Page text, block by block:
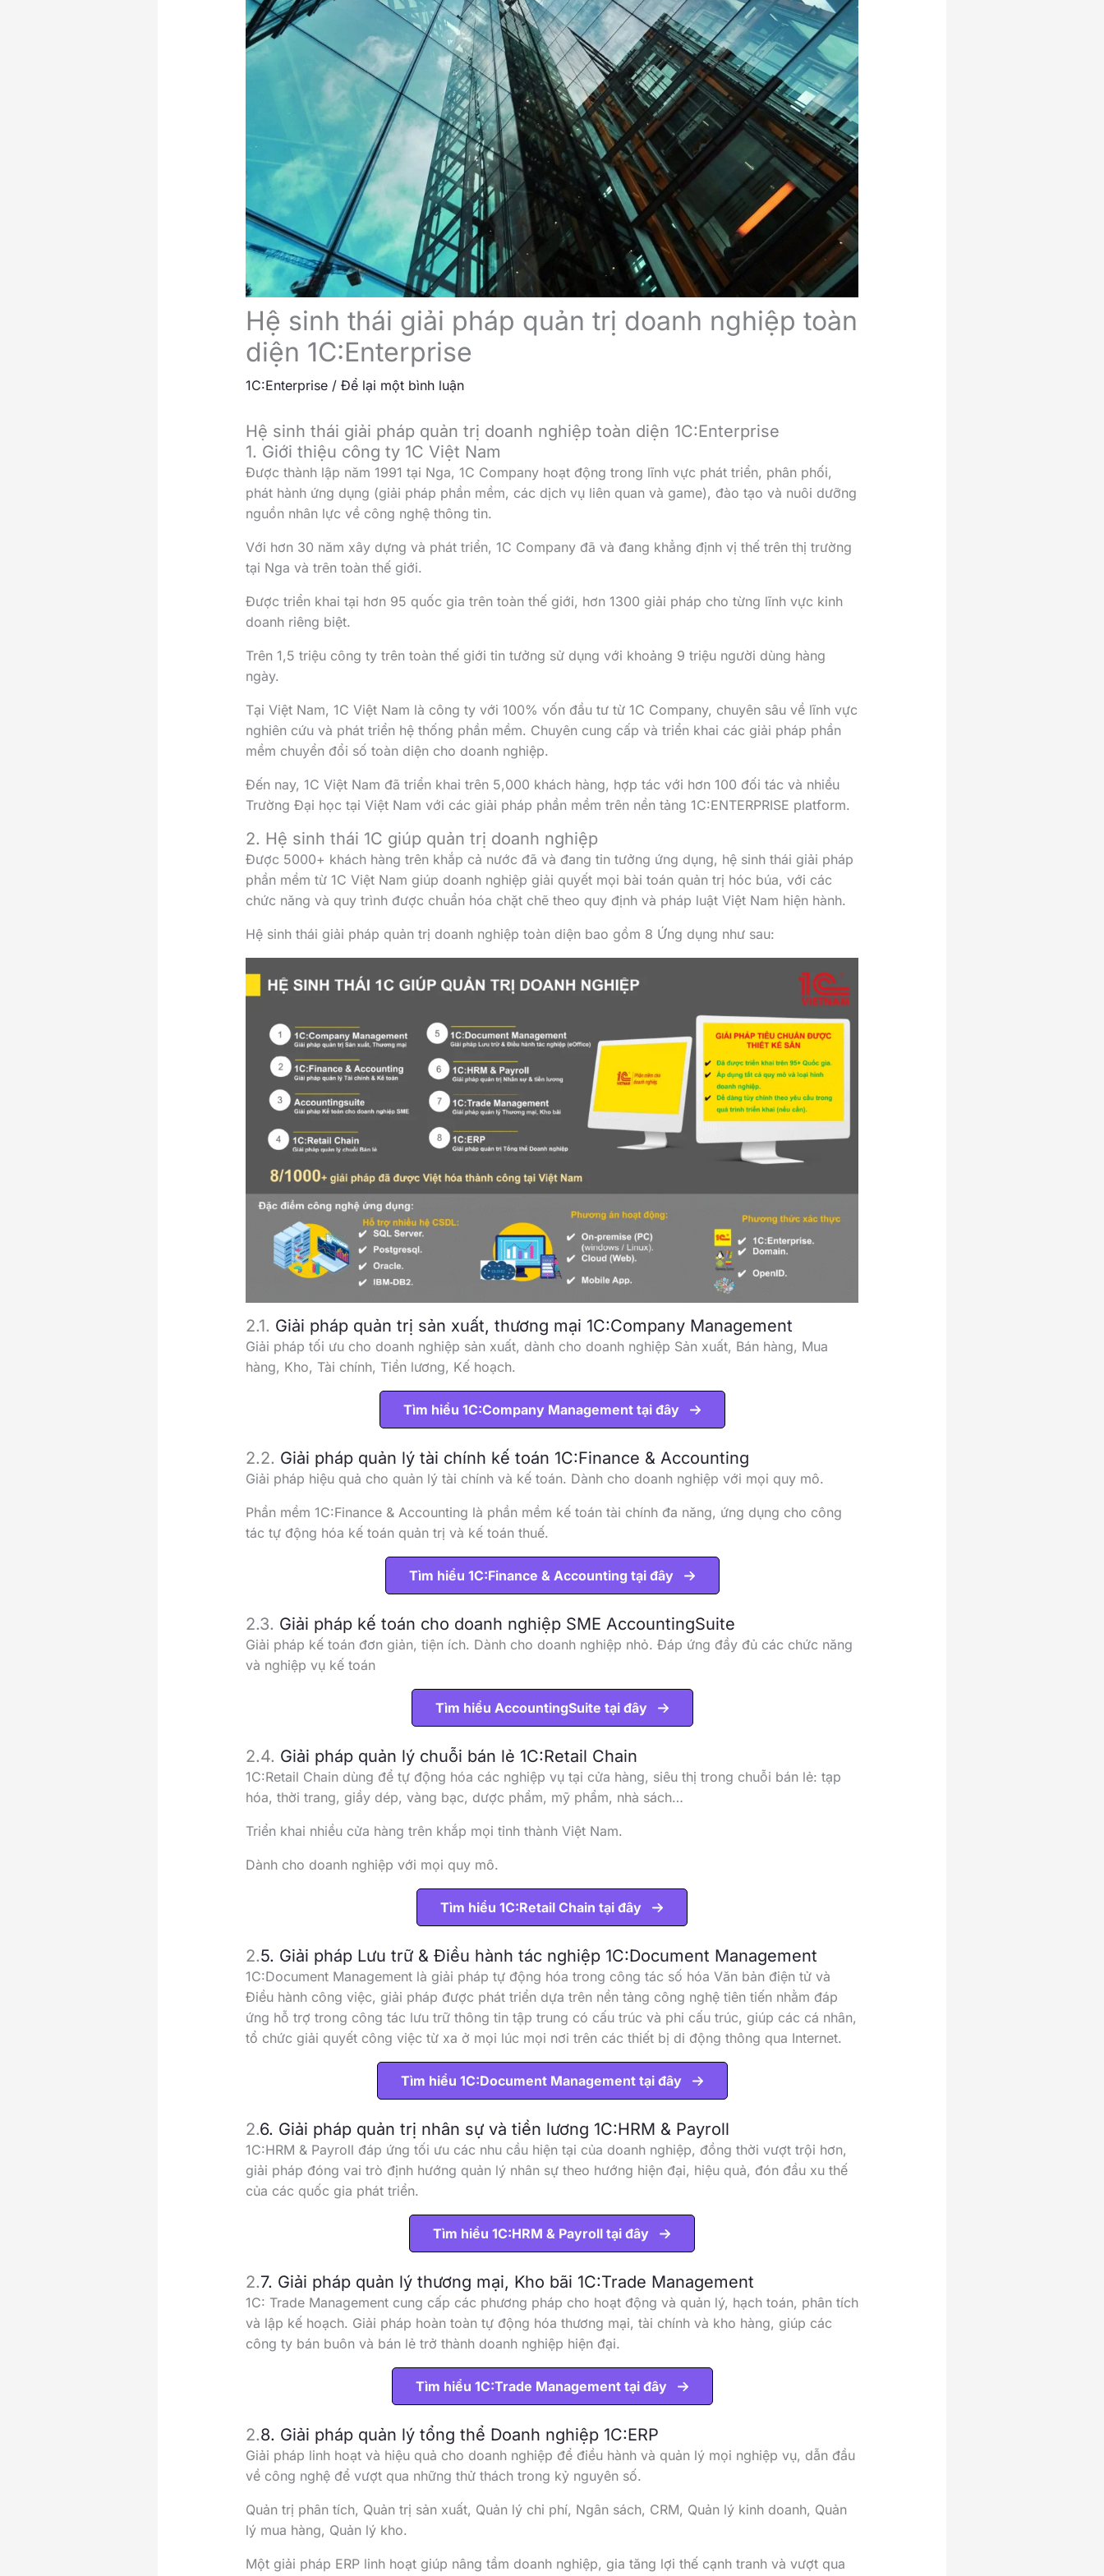
Hệ sinh thái giải pháp quản trị doanh nghiệp toàn
diện 1C:Enterprise
1C:Enterprise/ Để lại một bình luận
Hệ sinh thái giải pháp quản trị doanh nghiệp toàn diện 1C:Enterprise
1. Giới thiệu công ty 1C Việt Nam
Được thành lập năm 1991 tại Nga, 1C Company hoạt động trong lĩnh vực phát triển, phân phối,
phát hành ứng dụng (giải pháp phần mềm, các dịch vụ liên quan và game), đào tạo và nuôi dưỡng
nguồn nhân lực về công nghệ thông tin.
Với hơn 30 năm xây dựng và phát triển, 1C Company đã và đang khẳng định vị thế trên thị trường
tại Nga và trên toàn thế giới.
Được triển khai tại hơn 95 quốc gia trên toàn thế giới, hơn 1300 giải pháp cho từng lĩnh vực kinh
doanh riêng biệt.
Trên 1,5 triệu công ty trên toàn thế giới tin tưởng sử dụng với khoảng 9 triệu người dùng hàng
ngày.
Tại Việt Nam, 1C Việt Nam là công ty với 100% vốn đầu tư từ 1C Company, chuyên sâu về lĩnh vực
nghiên cứu và phát triển hệ thống phần mềm. Chuyên cung cấp và triển khai các giải pháp phần
mềm chuyển đổi số toàn diện cho doanh nghiệp.
Đến nay, 1C Việt Nam đã triển khai trên 5,000 khách hàng, hợp tác với hơn 100 đối tác và nhiều
Trường Đại học tại Việt Nam với các giải pháp phần mềm trên nền tảng 1C:ENTERPRISE platform.
2. Hệ sinh thái 1C giúp quản trị doanh nghiệp
Được 5000+ khách hàng trên khắp cả nước đã và đang tin tưởng ứng dụng, hệ sinh thái giải pháp
phần mềm từ 1C Việt Nam giúp doanh nghiệp giải quyết mọi bài toán quản trị hóc búa, với các
chức năng và quy trình được chuẩn hóa chặt chẽ theo quy định và pháp luật Việt Nam hiện hành.
Hệ sinh thái giải pháp quản trị doanh nghiệp toàn diện bao gồm 8 Ứng dụng như sau:
2.1. Giải pháp quản trị sản xuất, thương mại 1C:Company Management
Giải pháp tối ưu cho doanh nghiệp sản xuất, dành cho doanh nghiệp Sản xuất, Bán hàng, Mua
hàng, Kho, Tài chính, Tiền lương, Kế hoạch.
Tìm hiểu 1C:Company Management tại đây
2.2. Giải pháp quản lý tài chính kế toán 1C:Finance & Accounting
Giải pháp hiệu quả cho quản lý tài chính và kế toán. Dành cho doanh nghiệp với mọi quy mô.
Phần mềm 1C:Finance & Accounting là phần mềm kế toán tài chính đa năng, ứng dụng cho công
tác tự động hóa kế toán quản trị và kế toán thuế.
Tìm hiểu 1C:Finance & Accounting tại đây
2.3. Giải pháp kế toán cho doanh nghiệp SME AccountingSuite
Giải pháp kế toán đơn giản, tiện ích. Dành cho doanh nghiệp nhỏ. Đáp ứng đầy đủ các chức năng
và nghiệp vụ kế toán
Tìm hiểu AccountingSuite tại đây
2.4. Giải pháp quản lý chuỗi bán lẻ 1C:Retail Chain
1C:Retail Chain dùng để tự động hóa các nghiệp vụ tại cửa hàng, siêu thị trong chuỗi bán lẻ: tạp
hóa, thời trang, giầy dép, vàng bạc, dược phẩm, mỹ phẩm, nhà sách…
Triển khai nhiều cửa hàng trên khắp mọi tỉnh thành Việt Nam.
Dành cho doanh nghiệp với mọi quy mô.
Tìm hiểu 1C:Retail Chain tại đây
2.5. Giải pháp Lưu trữ & Điều hành tác nghiệp 1C:Document Management
1C:Document Management là giải pháp tự động hóa trong công tác số hóa Văn bản điện tử và
Điều hành công việc, giải pháp được phát triển dựa trên nền tảng công nghệ tiên tiến nhằm đáp
ứng hỗ trợ trong công tác lưu trữ thông tin tập trung có cấu trúc và phi cấu trúc, giúp các cá nhân,
tổ chức giải quyết công việc từ xa ở mọi lúc mọi nơi trên các thiết bị di động thông qua Internet.
Tìm hiểu 1C:Document Management tại đây
2.6. Giải pháp quản trị nhân sự và tiền lương 1C:HRM & Payroll
1C:HRM & Payroll đáp ứng tối ưu các nhu cầu hiện tại của doanh nghiệp, đồng thời vượt trội hơn,
giải pháp đóng vai trò định hướng quản lý nhân sự theo hướng hiện đại, hiệu quả, đón đầu xu thế
của các quốc gia phát triển.
Tìm hiểu 1C:HRM & Payroll tại đây
2.7. Giải pháp quản lý thương mại, Kho bãi 1C:Trade Management
1C: Trade Management cung cấp các phương pháp cho hoạt động và quản lý, hạch toán, phân tích
và lập kế hoạch. Giải pháp hoàn toàn tự động hóa thương mại, tài chính và kho hàng, giúp các
công ty bán buôn và bán lẻ trở thành doanh nghiệp hiện đại.
Tìm hiểu 1C:Trade Management tại đây
2.8. Giải pháp quản lý tổng thể Doanh nghiệp 1C:ERP
Giải pháp linh hoạt và hiệu quả cho doanh nghiệp để điều hành và quản lý mọi nghiệp vụ, dẫn đầu
về công nghệ để vượt qua những thử thách trong kỷ nguyên số.
Quản trị phân tích, Quản trị sản xuất, Quản lý chi phí, Ngân sách, CRM, Quản lý kinh doanh, Quản
lý mua hàng, Quản lý kho.
Một giải pháp ERP linh hoạt giúp nâng tầm doanh nghiệp, gia tăng lợi thế cạnh tranh và vượt qua